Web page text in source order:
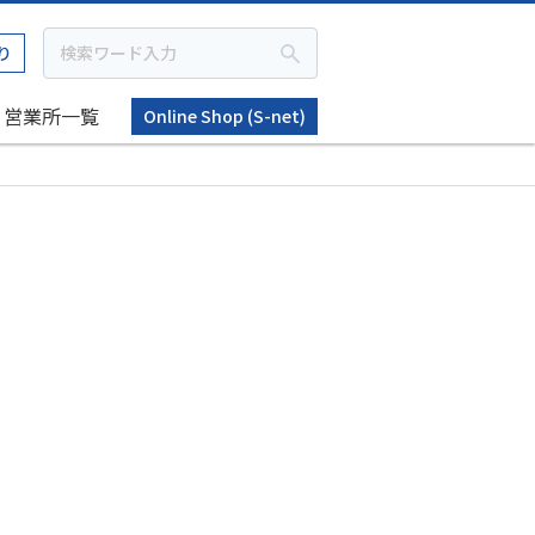
営業所一覧
Online Shop (S-net)